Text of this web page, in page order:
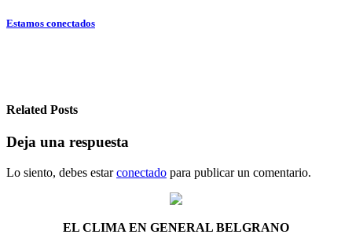
Navegación
Estamos conectados
Related Posts
Deja una respuesta
Lo siento, debes estarconectado para publicar un comentario.
EL CLIMA EN GENERAL BELGRANO